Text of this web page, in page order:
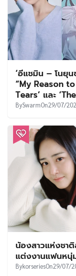
‘อีแชมิน – โนยุน
“My Reason
Tears’ และ
BySwarmOn29/07/
น้องสาวแห่งชา
แต่งงานแฟนหนุ่
BykorseriesOn29/07/